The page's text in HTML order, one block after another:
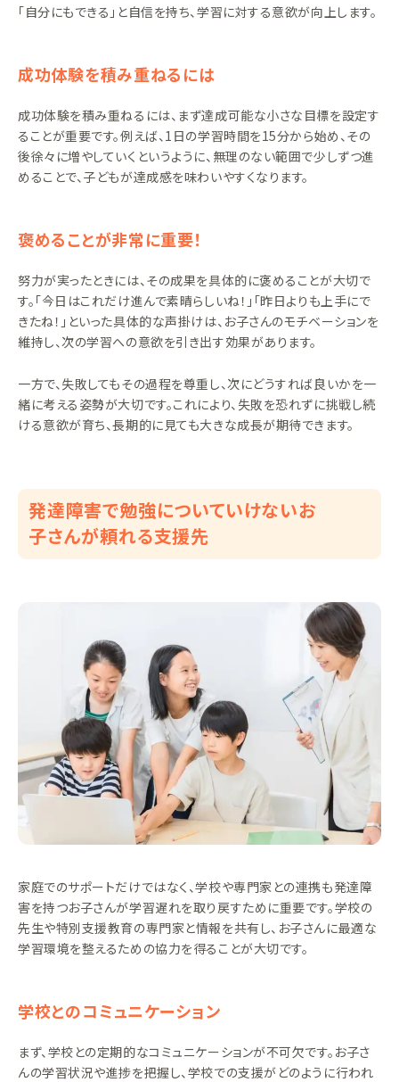
「自分にもできる」と自信を持ち、学習に対する意欲が向上します。
成功体験を積み重ねるには
成功体験を積み重ねるには、まず達成可能な小さな目標を設定す
ることが重要です。例えば、1日の学習時間を15分から始め、その
後徐々に増やしていくというように、無理のない範囲で少しずつ進
めることで、子どもが達成感を味わいやすくなります。
褒めることが非常に重要！
努力が実ったときには、その成果を具体的に褒めることが大切で
す。「今日はこれだけ進んで素晴らしいね！」「昨日よりも上手にで
きたね！」といった具体的な声掛けは、お子さんのモチベーションを
維持し、次の学習への意欲を引き出す効果があります。
一方で、失敗してもその過程を尊重し、次にどうすれば良いかを一
緒に考える姿勢が大切です。これにより、失敗を恐れずに挑戦し続
ける意欲が育ち、長期的に見ても大きな成長が期待できます。
発達障害で勉強についていけないお
子さんが頼れる支援先
家庭でのサポートだけではなく、学校や専門家との連携も発達障
害を持つお子さんが学習遅れを取り戻すために重要です。学校の
先生や特別支援教育の専門家と情報を共有し、お子さんに最適な
学習環境を整えるための協力を得ることが大切です。
学校とのコミュニケーション
まず、学校との定期的なコミュニケーションが不可欠です。お子さ
んの学習状況や進捗を把握し、学校での支援がどのように行われ